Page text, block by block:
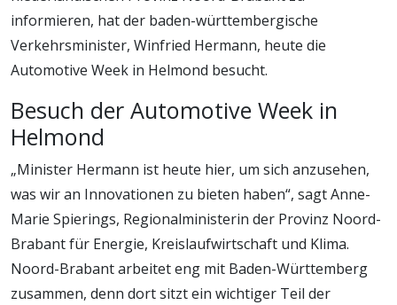
informieren, hat der baden-württembergische
Verkehrsminister, Winfried Hermann, heute die
Automotive Week in Helmond besucht.
Besuch der Automotive Week in
Helmond
„Minister Hermann ist heute hier, um sich anzusehen,
was wir an Innovationen zu bieten haben“, sagt Anne-
Marie Spierings, Regionalministerin der Provinz Noord-
Brabant für Energie, Kreislaufwirtschaft und Klima.
Noord-Brabant arbeitet eng mit Baden-Württemberg
zusammen, denn dort sitzt ein wichtiger Teil der